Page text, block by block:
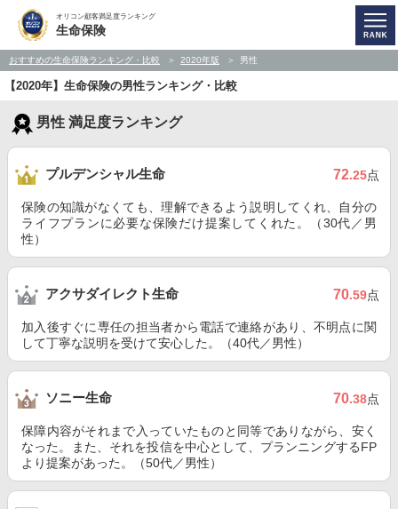
オリコン顧客満足度ランキング
生命保険
おすすめの生命保険ランキング・比較 2020年版 男性
【2020年】生命保険の男性ランキング・比較
男性 満足度ランキング
プルデンシャル生命 72.25点
保険の知識がなくても、理解できるよう説明してくれ、自分の
ライフプランに必要な保険だけ提案してくれた。（30代／男
性）
アクサダイレクト生命 70.59点
加入後すぐに専任の担当者から電話で連絡があり、不明点に関
して丁寧な説明を受けて安心した。（40代／男性）
ソニー生命 70.38点
保障内容がそれまで入っていたものと同等でありながら、安く
なった。また、それを投信を中心として、プランニングするFP
より提案があった。（50代／男性）